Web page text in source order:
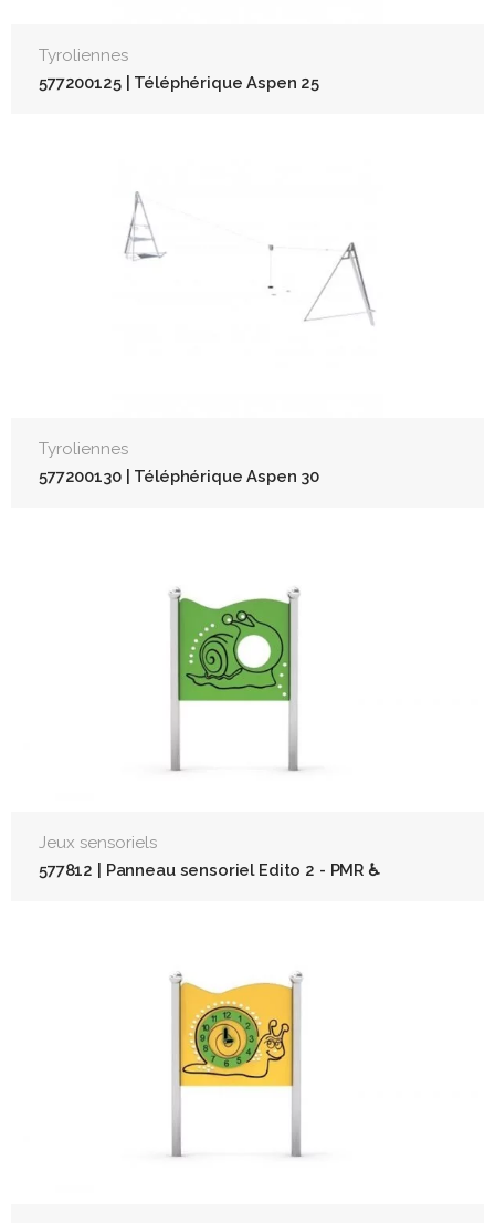
Tyroliennes
577200125 | Téléphérique Aspen 25
Tyroliennes
577200130 | Téléphérique Aspen 30
Jeux sensoriels
577812 | Panneau sensoriel Edito 2 - PMR ♿